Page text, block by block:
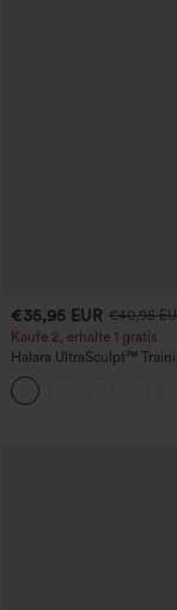
€35,95 EUR €40,95
Kaufe 2, erhalte 1 gratis
Halara UltraSculpt™
mit hohem Bund –
Po-Form, Bauchkontrolle,
formende Passform